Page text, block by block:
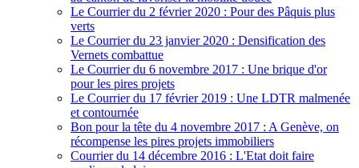
Le Courrier du 2 février 2020 : Pour des Pâquis plus
verts
Le Courrier du 23 janvier 2020 : Densification des
Vernets combattue
Le Courrier du 6 novembre 2017 : Une brique d'or
pour les pires projets
Le Courrier du 17 février 2019 : Une LDTR malmenée
et contournée
Bon pour la tête du 4 novembre 2017 : A Genève, on
récompense les pires projets immobiliers
Courrier du 14 décembre 2016 : L'Etat doit faire